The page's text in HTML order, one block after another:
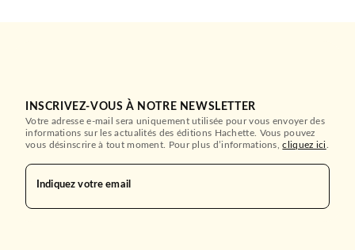
INSCRIVEZ-VOUS À NOTRE NEWSLETTER
Votre adresse e-mail sera uniquement utilisée pour vous envoyer des
informations sur les actualités des éditions Hachette. Vous pouvez
vous désinscrire à tout moment. Pour plus d’informations,cliquez ici
Indiquez votre email